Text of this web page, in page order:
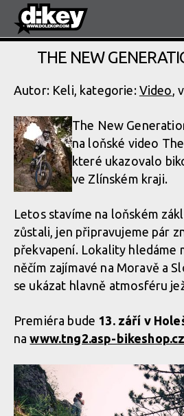
THE NEW
Autor: Keli, kategorie: Video,
The New
na loňské video
které ukazovalo
ve Zlínském kraji.
Letos stavíme na loňském
zůstali, jen připravujeme pár
překvapení. Lokality hledáme
něčím zajímavé na Moravě a
se ukázat hlavně atmosféru
Premiéra bude 13. září v
nawww.tng2.asp-bikeshop.cz